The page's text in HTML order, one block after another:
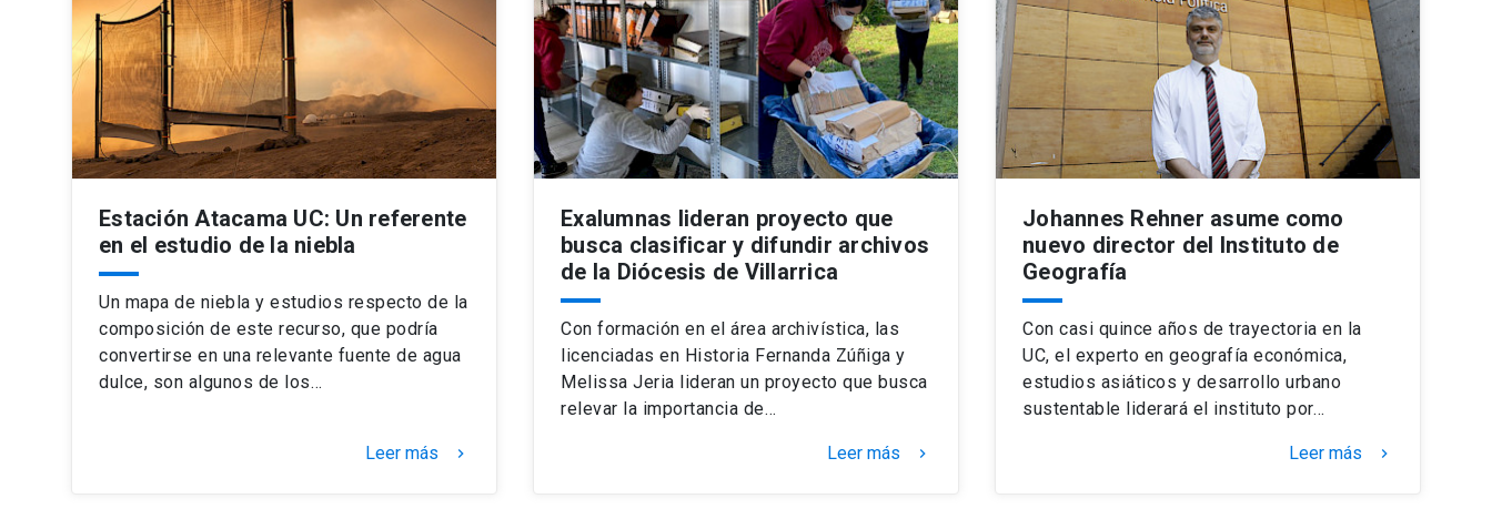
Estación Atacama UC: Un referente
en el estudio de la niebla
Un mapa de niebla y estudios respecto de la
composición de este recurso, que podría
convertirse en una relevante fuente de agua
dulce, son algunos de los…
Leer más keyboard_arrow_right
Exalumnas lideran proyecto que
busca clasificar y difundir archivos
de la Diócesis de Villarrica
Con formación en el área archivística, las
licenciadas en Historia Fernanda Zúñiga y
Melissa Jeria lideran un proyecto que busca
relevar la importancia de…
Leer más keyboard_arrow_right
Johannes Rehner asume como
nuevo director del Instituto de
Geografía
Con casi quince años de trayectoria en la
UC, el experto en geografía económica,
estudios asiáticos y desarrollo urbano
sustentable liderará el instituto por…
Leer más keyboard_arrow_right